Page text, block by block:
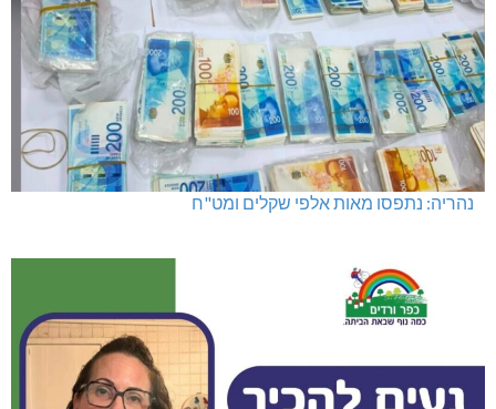
נהריה: נתפסו מאות אלפי שקלים ומט"ח